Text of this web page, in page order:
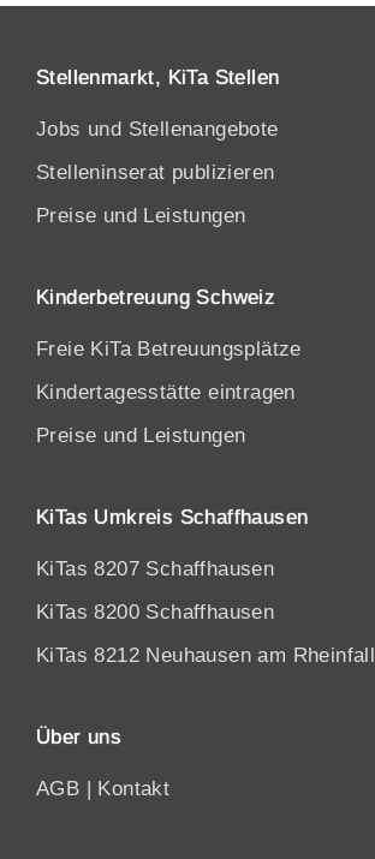
Stellenmarkt, KiTa Stellen
Jobs und Stellenangebote
Stelleninserat publizieren
Preise und Leistungen
Kinderbetreuung Schweiz
Freie KiTa Betreuungsplätze
Kindertagesstätte eintragen
Preise und Leistungen
KiTas Umkreis Schaffhausen
KiTas 8207 Schaffhausen
KiTas 8200 Schaffhausen
KiTas 8212 Neuhausen am Rheinfall
Über uns
AGB | Kontakt